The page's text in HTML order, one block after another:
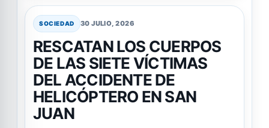
SOCIEDAD 30 JULIO, 2026
RESCATAN LOS CUERPOS
DE LAS SIETE VÍCTIMAS
DEL ACCIDENTE DE
HELICÓPTERO EN SAN
JUAN